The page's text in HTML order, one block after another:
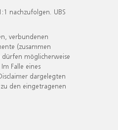
nachzufolgen. UBS
verbundenen
(zusammen
möglicherweise
Falle eines
dargelegten
den eingetragenen